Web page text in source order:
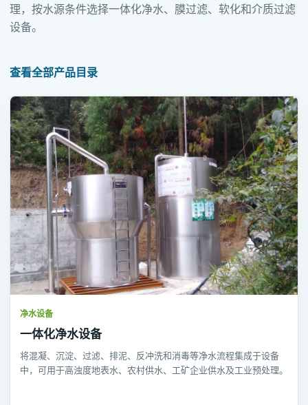
理，按水源条件选择一体化净水、膜过滤、软化和介质过滤
设备。
查看全部产品目录
净水设备
一体化净水设备
将混凝、沉淀、过滤、排泥、反冲洗和消毒等净水流程集成于设备
中，可用于高浊度地表水、农村供水、工矿企业供水及工业预处理。